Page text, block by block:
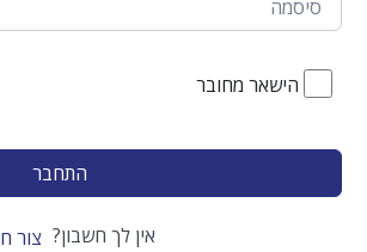
הישאר מחובר
התחבר
אין לך חשבון? צור